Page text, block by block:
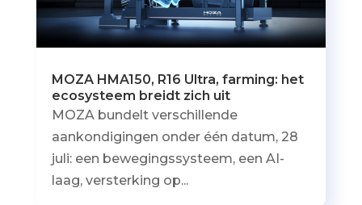
MOZA HMA150, R16 Ultra, farming: het
ecosysteem breidt zich uit
MOZA bundelt verschillende
aankondigingen onder één datum, 28
juli: een bewegingssysteem, een AI-
laag, versterking op...